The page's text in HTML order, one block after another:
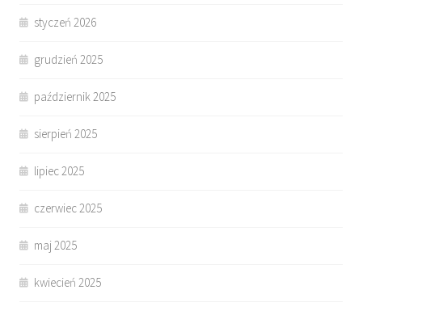
styczeń 2026
grudzień 2025
październik 2025
sierpień 2025
lipiec 2025
czerwiec 2025
maj 2025
kwiecień 2025